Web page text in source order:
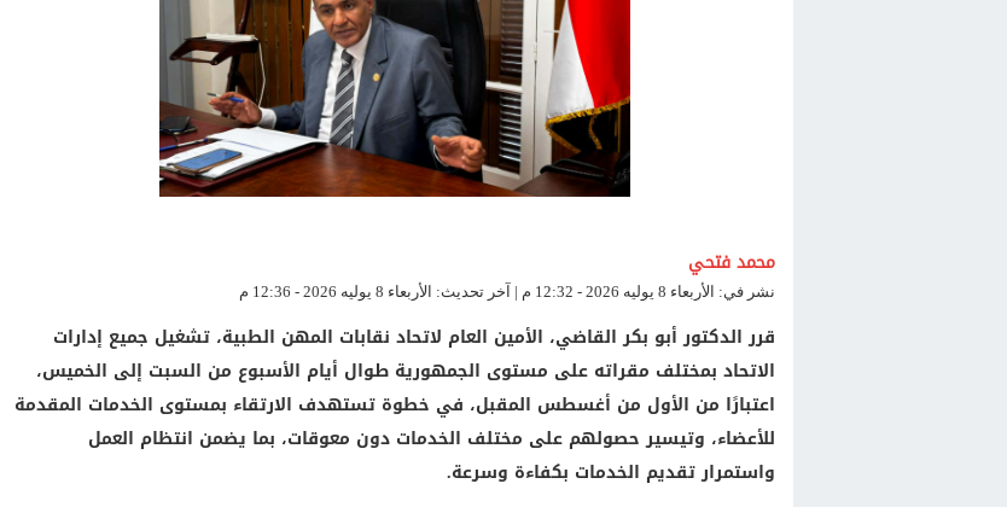
محمد فتحي
نشر في: الأربعاء 8 يوليه 2026 - 12:32 م | آخر تحديث: الأربعاء 8 يوليه 2026 - 12:36 م
قرر الدكتور أبو بكر القاضي، الأمين العام لاتحاد نقابات المهن الطبية، تشغيل جميع إدارات
الاتحاد بمختلف مقراته على مستوى الجمهورية طوال أيام الأسبوع من السبت إلى الخميس،
اعتبارًا من الأول من أغسطس المقبل، في خطوة تستهدف الارتقاء بمستوى الخدمات المقدمة
للأعضاء، وتيسير حصولهم على مختلف الخدمات دون معوقات، بما يضمن انتظام العمل
واستمرار تقديم الخدمات بكفاءة وسرعة.